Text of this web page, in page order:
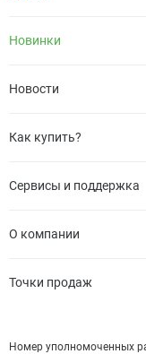
Новинки
Новости
Как купить?
Сервисы и поддержка
О компании
Точки продаж
Номер уполномоченных